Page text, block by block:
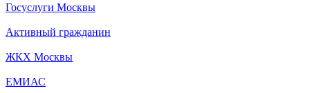
Госуслуги Москвы
Активный гражданин
ЖКХ Москвы
ЕМИАС